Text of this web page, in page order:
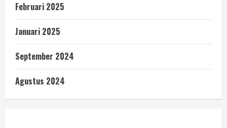
Februari 2025
Januari 2025
September 2024
Agustus 2024